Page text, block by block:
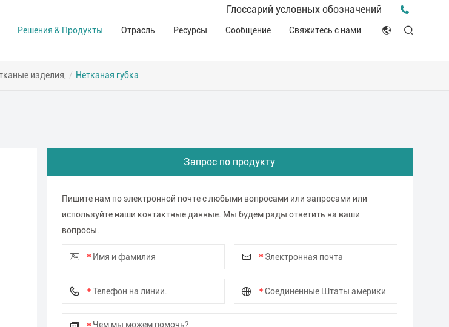
Глоссарий условных обозначений
Решения & Продукты Отрасль Ресурсы
Видео о нас
Сообщение
Мероприятия и конференции
Свяжитесь с нами
Deutsch
изделия, / Нетканая губка
Запрос по продукту
Пишите нам по электронной почте с любыми вопросами или запросами или
используйте наши контактные данные. Мы будем рады ответить на ваши
вопросы.